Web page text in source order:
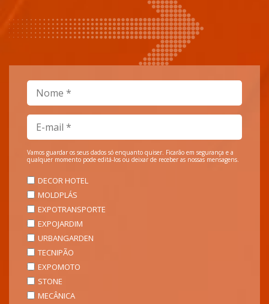
Vamos guardar os seus dados só enquanto quiser. Ficarão em segurança e a
qualquer momento pode editá-los ou deixar de receber as nossas mensagens.
DECOR HOTEL
MOLDPLÁS
EXPOTRANSPORTE
EXPOJARDIM
URBANGARDEN
TECNIPÃO
EXPOMOTO
STONE
MECÂNICA